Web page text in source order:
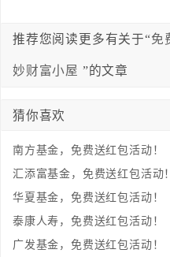
推荐您阅读更多有关于“免
妙财富小屋 ”的文章
猜你喜欢
南方基金，免费送红包活动！
汇添富基金，免费送红包活动！
华夏基金，免费送红包活动！
泰康人寿，免费送红包活动！
广发基金，免费送红包活动！